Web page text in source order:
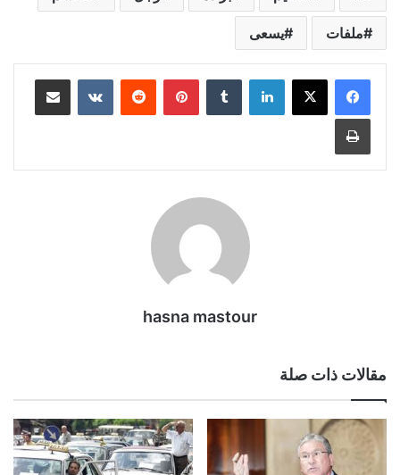
ملفات يسعى
لينكدإن بينتيريست مشاركة عبر البريد
طباعة
hasna mastour
مقالات ذات صلة